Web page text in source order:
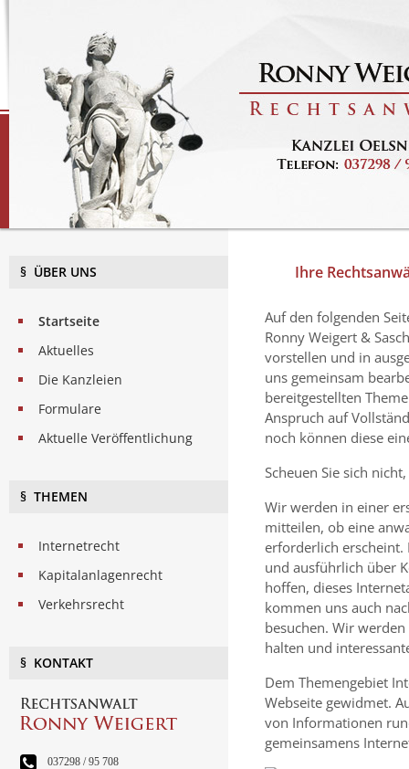
§ ÜBER UNS
Startseite
Aktuelles
Die Kanzleien
Formulare
Aktuelle Veröffentlichung
§ THEMEN
Internetrecht
Kapitalanlagenrecht
Verkehrsrecht
§ KONTAKT
037298 / 95 708
Ihre
Auf den folgenden
Ronny Weigert &
vorstellen und in
uns gemeinsam
bereitgestellten
Anspruch auf
noch können diese
Scheuen Sie sich
Wir werden in einer
mitteilen, ob eine
erforderlich erscheint.
und ausführlich über
hoffen, dieses
kommen uns auch
besuchen. Wir
halten und
Dem Themengebiet
Webseite gewidmet.
von Informationen
gemeinsamens